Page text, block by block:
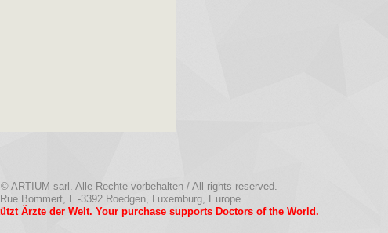
ARTIUM sarl. Alle Rechte vorbehalten / All rights reserved.
Bommert, L.-3392 Roedgen, Luxemburg, Europe
Ärzte der Welt. Your purchase supports Doctors of the World.